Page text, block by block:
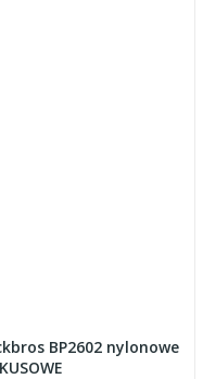
BP2602 nylonowe